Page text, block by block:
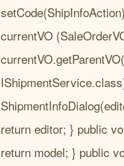
currentVO
return editor; } public
return model; } public